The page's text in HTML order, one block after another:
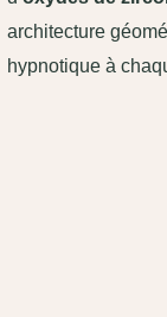
architecture
hypnotique à